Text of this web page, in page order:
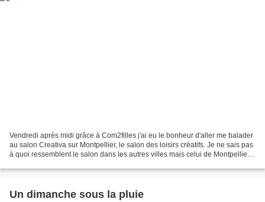
Vendredi après midi grâce à Com2filles j'ai eu le bonheur d'aller me balader
au salon Creativa sur Montpellier, le salon des loisirs créatifs. Je ne sais pas
à quoi ressemblent le salon dans les autres villes mais celui de Montpellier
Un dimanche sous la pluie